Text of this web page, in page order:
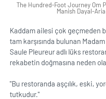
The Hundred-Foot Journey Om
Manish Dayal-
Kaddam ailesi çok geçmeden
tam karşısında bulunan
Saule Pleureur adlı lüks
rekabetin doğmasına neden
''Bu restoranda aşçılık, eski,
tutkudur.''